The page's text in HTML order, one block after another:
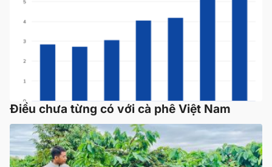
Điều chưa từng có với cà phê Việt Nam